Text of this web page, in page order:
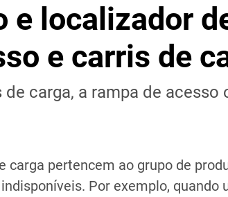
e localizador
e carris de
carga, a rampa de
carga pertencem ao grupo de
Por exemplo,